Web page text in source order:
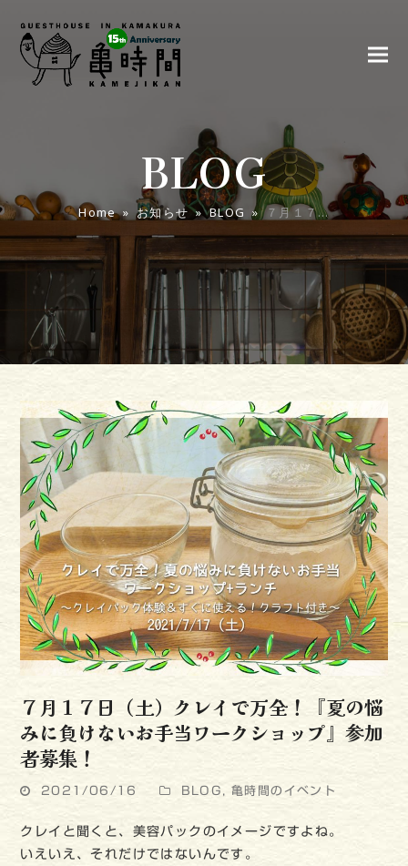
BLOG
Home» お知らせ»BLOG »７月１７…
７月１７日（土）クレイで万全！『夏の悩
みに負けないお手当ワークショップ』参加
者募集！
2021/06/16 BLOG ,亀時間のイベント
クレイと聞くと、美容パックのイメージですよね。
いえいえ、それだけではないんです。